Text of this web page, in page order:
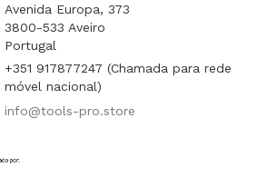
Avenida Europa, 373
3800-533 Aveiro
Portugal
+351 917877247 (Chamada para rede
móvel nacional)
info@tools-pro.store